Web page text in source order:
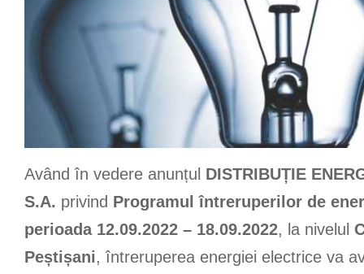
Având în vedere anunțul DISTRIBUȚIE
S.A. privind Programul întreruperilor de
perioada 12.09.2022 – 18.09.2022, la nivelul
Peștișani, întreruperea energiei electrice va